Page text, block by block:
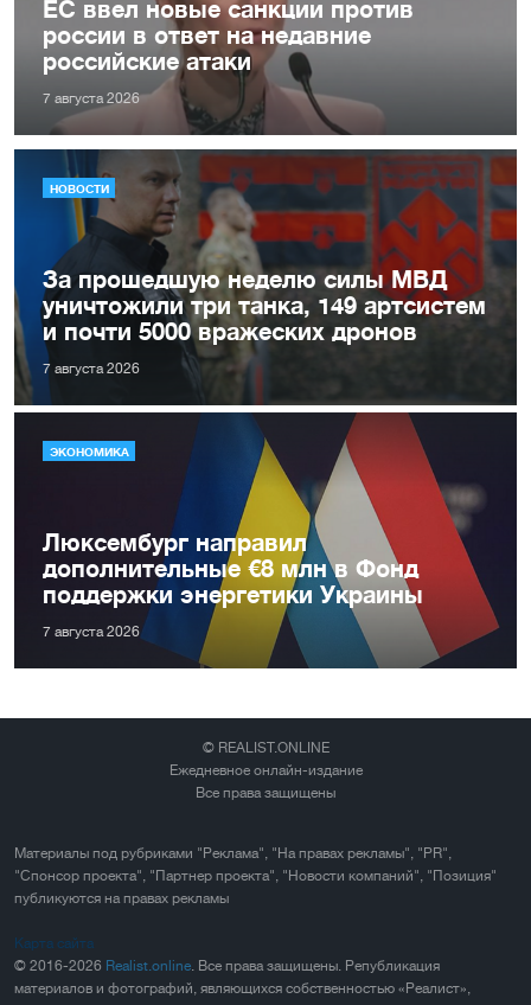
ЕС ввел новые санкции против
россии в ответ на недавние
российские атаки
7 августа 2026
НОВОСТИ
За прошедшую неделю силы МВД
уничтожили три танка, 149 артсистем
и почти 5000 вражеских дронов
7 августа 2026
ЭКОНОМИКА
Люксембург направил
дополнительные €8 млн в Фонд
поддержки энергетики Украины
7 августа 2026
© REALIST.ONLINE
Ежедневное онлайн-издание
Все права защищены
Материалы под рубриками "Реклама", "На правах рекламы", "PR",
"Спонсор проекта", "Партнер проекта", "Новости компаний", "Позиция"
публикуются на правах рекламы
Карта сайта
© 2016-2026 Realist.online. Все права защищены. Републикация
материалов и фотографий, являющихся собственностью «Реалист»,